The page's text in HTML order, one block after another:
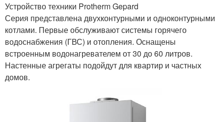
Устройство техники Protherm Gepard
Серия представлена двухконтурными и одноконтурными
котлами. Первые обслуживают системы горячего
водоснабжения (ГВС) и отопления. Оснащены
встроенным водонагревателем от 30 до 60 литров.
Настенные агрегаты подойдут для квартир и частных
домов.